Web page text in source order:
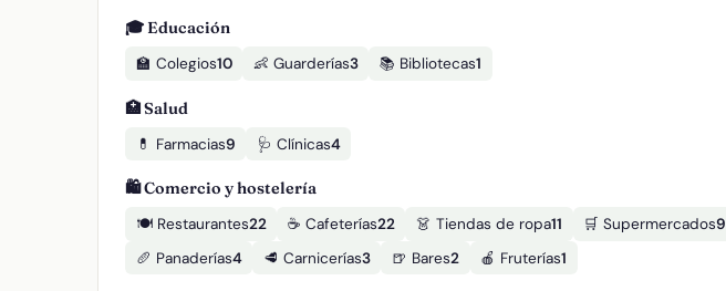
🎓 Educación
🏫 Colegios10 👶 Guarderías3 📚 Bibliotecas1
🏥 Salud
💊 Farmacias9 🩺 Clínicas4
🛍️ Comercio y hostelería
🍽️ Restaurantes22 ☕ Cafeterías22 👗 Tiendas de ropa11 🛒 Supermercados9
🥖 Panaderías4 🥩 Carnicerías3 🍺 Bares2 🍎 Fruterías1